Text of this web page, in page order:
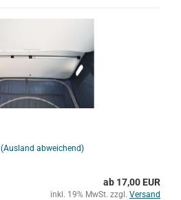
(Ausland abweichend)
ab 17,00 EUR
inkl. 19% MwSt. zzgl. Versand